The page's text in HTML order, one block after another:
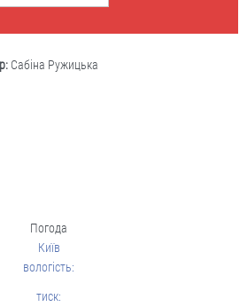
Сабіна Ружицька
Погода
Київ
вологість:
тиск: